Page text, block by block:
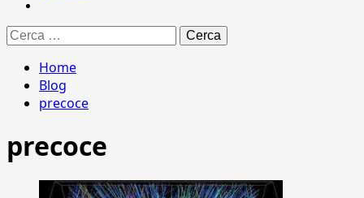
Ricerca
per:
Home
Blog
precoce
precoce